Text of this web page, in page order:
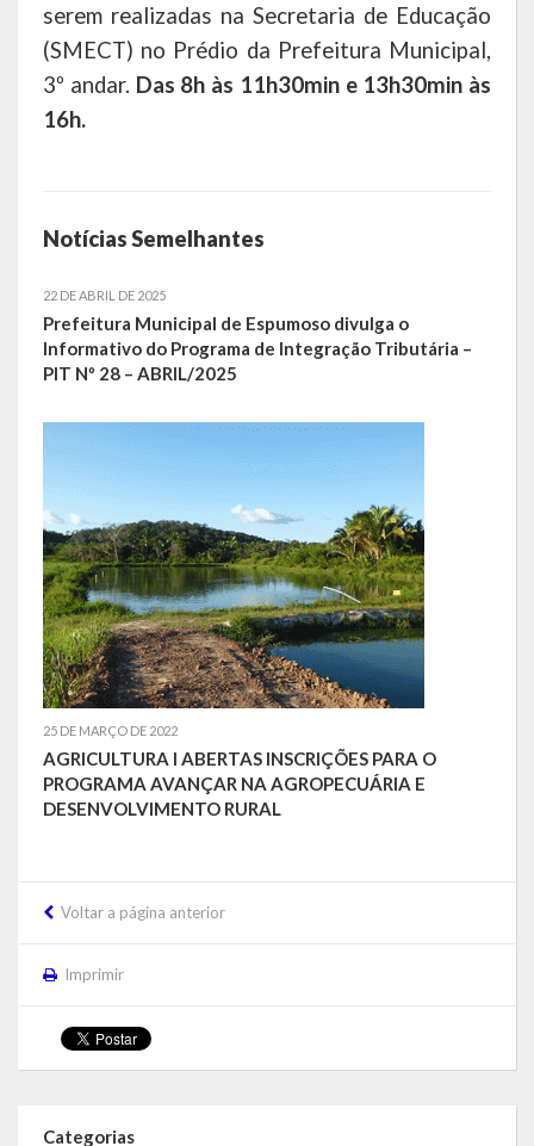
Pontos Turísticos
Gastronomia
Hospedagem
Calendário de Eventos
Vídeos
Publicações
Contratos | Atas | Aditivos
Editais de Licitação
Parcerias | Patrocínio | Fomento | Colaboração | Convênios
Concurso | Processo Seletivo | COMDICA | Audiência Pública
Orçamento Anual
Legislação
Portarias | Atos Administrativos
Saneamento Básico
RPPS – Regime Próprio de Previdência do Servidor
serem realizadas na Secretaria de Educação
(SMECT) no Prédio da Prefeitura Municipal,
3º andar. Das 8h às 11h30min e 13h30min às
16h.
Notícias Semelhantes
22 DE ABRIL DE 2025
Prefeitura Municipal de Espumoso divulga o
Informativo do Programa de Integração Tributária –
PIT Nº 28 – ABRIL/2025
25 DE MARÇO DE 2022
AGRICULTURA I ABERTAS INSCRIÇÕES PARA O
PROGRAMA AVANÇAR NA AGROPECUÁRIA E
DESENVOLVIMENTO RURAL
Voltar a página anterior
Imprimir
Categorias